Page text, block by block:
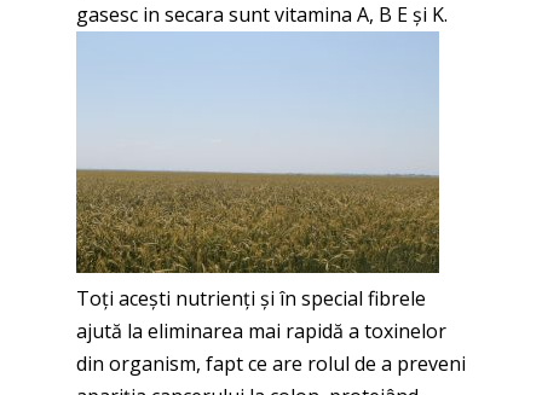
gasesc in secara sunt vitamina A, B E și K.
Toți acești nutrienți și în special fibrele
ajută la eliminarea mai rapidă a toxinelor
din organism, fapt ce are rolul de a preveni